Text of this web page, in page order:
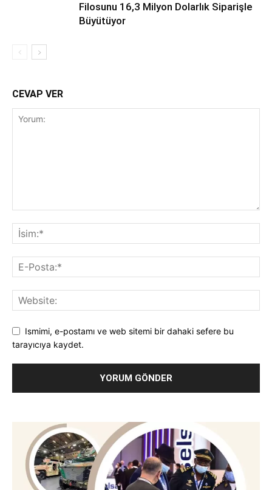
Filosunu 16,3 Milyon Dolarlık Siparişle
Büyütüyor
CEVAP VER
Ismimi, e-postamı ve web sitemi bir dahaki sefere bu
tarayıcıya kaydet.